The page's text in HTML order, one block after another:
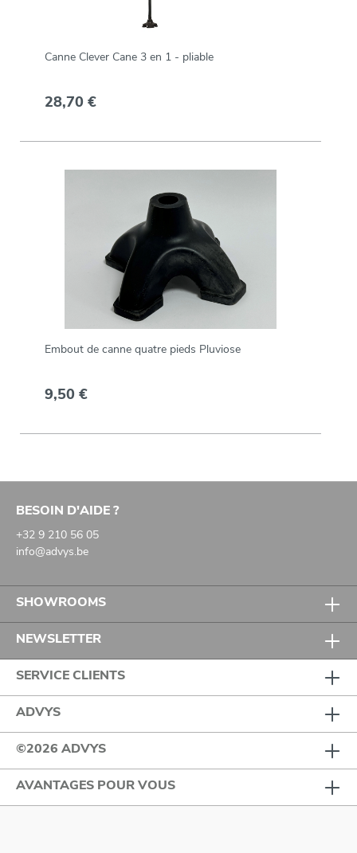
Canne Clever Cane 3 en 1 - pliable
28,70 €
Embout de canne quatre pieds Pluviose
9,50 €
BESOIN D'AIDE ?
+32 9 210 56 05
info@advys.be
SHOWROOMS
NEWSLETTER
SERVICE CLIENTS
ADVYS
©2026 ADVYS
AVANTAGES POUR VOUS